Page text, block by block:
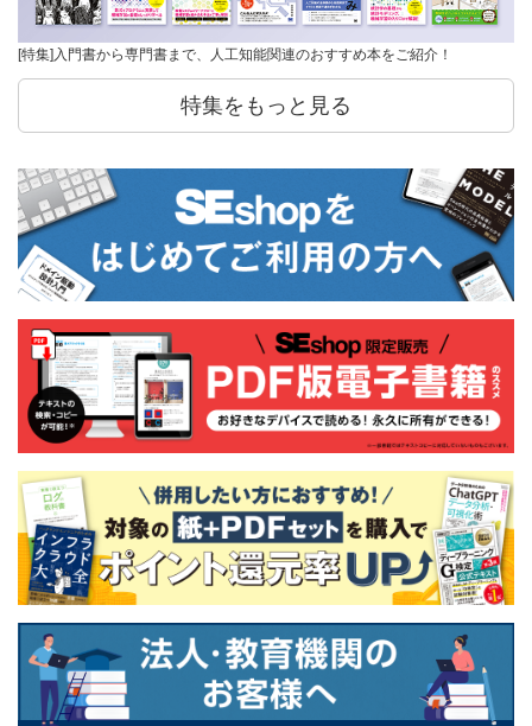
[特集]入門書から専門書まで、人工知能関連のおすすめ本をご紹介！
特集をもっと見る